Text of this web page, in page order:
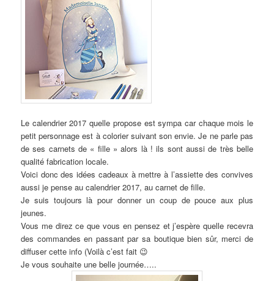
Le calendrier 2017 quelle propose est sympa car chaque mois le
petit personnage est à colorier suivant son envie. Je ne parle pas
de ses carnets de « fille » alors là ! ils sont aussi de très belle
qualité fabrication locale.
Voici donc des idées cadeaux à mettre à l’assiette des convives
aussi je pense au calendrier 2017, au carnet de fille.
Je suis toujours là pour donner un coup de pouce aux plus
jeunes.
Vous me direz ce que vous en pensez et j’espère quelle recevra
des commandes en passant par sa boutique bien sûr, merci de
diffuser cette info (Voilà c’est fait 😉
Je vous souhaite une belle journée…..